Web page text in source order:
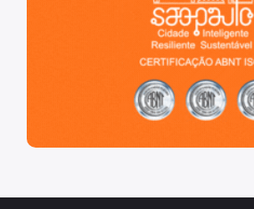
Epidemiologia e Informação - CEInfo
Escola Municipal de Saúde - EMS
Gestão de Pessoas
Gestão Participativa